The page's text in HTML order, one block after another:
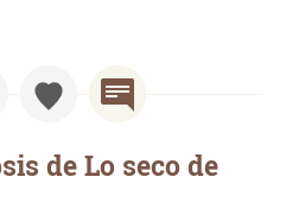
de Lo seco de